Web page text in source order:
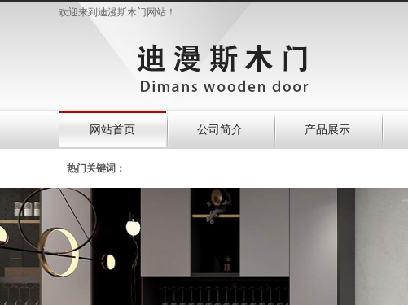
欢迎来到迪漫斯木门网站！
网站首页 公司简介 产品展示
热门关键词：